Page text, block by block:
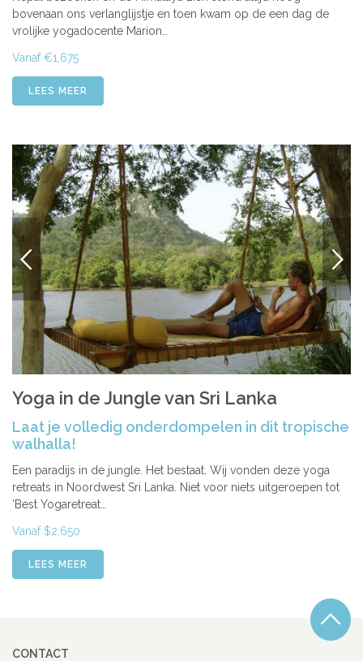
bovenaan ons verlanglijstje en toen kwam op de een dag de
vrolijke yogadocente Marion…
Vanaf €1,675
LEES MEER
VORIGE
Yoga in de Jungle van Sri Lanka
Laat je volledig onderdompelen in dit tropische
walhalla!
Een paradijs in de jungle. Het bestaat. Wij vonden deze yoga
retreats in Noordwest Sri Lanka. Niet voor niets uitgeroepen tot
‘Best Yogaretreat…
Vanaf $2,650
LEES MEER
CONTACT